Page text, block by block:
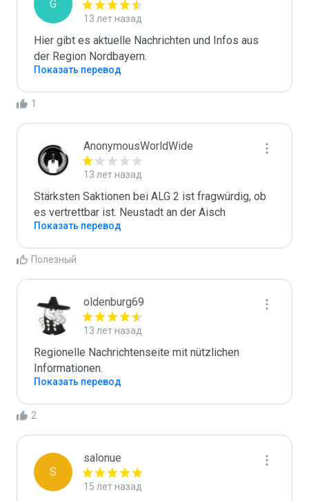
G
13 лет назад
Hier gibt es aktuelle Nachrichten und Infos aus
der Region Nordbayern.
Показать перевод
1
AnonymousWorldWide
13 лет назад
Stärksten Saktionen bei ALG 2 ist fragwürdig, ob
es vertrettbar ist. Neustadt an der Aisch
Показать перевод
Полезный
oldenburg69
13 лет назад
Regionelle Nachrichtenseite mit nützlichen
Informationen.
Показать перевод
2
S
salonue
15 лет назад